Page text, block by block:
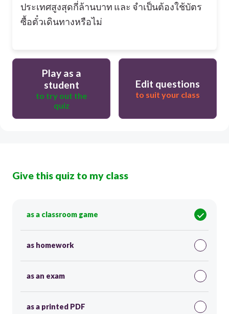
ประเทศสูงสุดกี่ล้านบาท และ จำเป็นต้องใช้บัตร
ซื้อตั๋วเดินทางหรือไม่
Play as a
student
to try out the
quiz
Edit questions
to suit your class
Give this quiz to my class
as a classroom game
as homework
as an exam
as a printed PDF